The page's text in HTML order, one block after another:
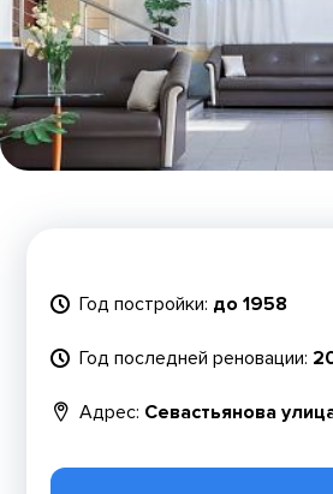
Год постройки: до 1958
Год последней реновации:
Адрес: Севастьянова